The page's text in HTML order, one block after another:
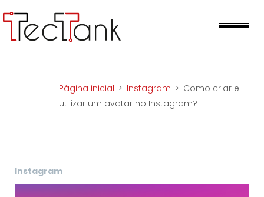
to
content
Página inicial > Instagram > Como criar e
utilizar um avatar no Instagram?
Instagram